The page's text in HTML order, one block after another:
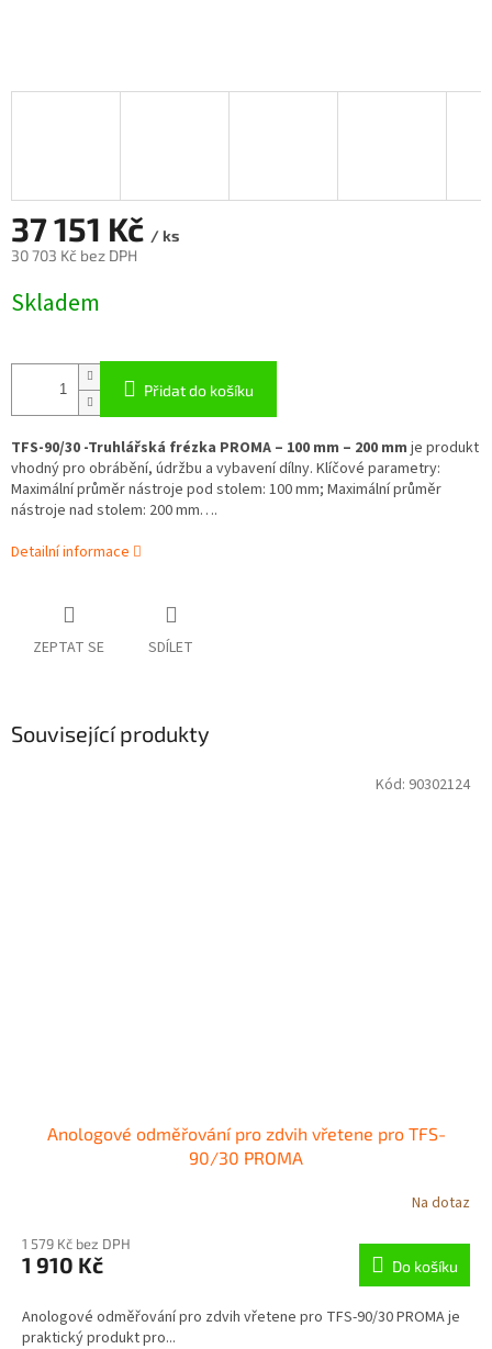
37 151 Kč / ks
30 703 Kč bez DPH
cena:
Skladem
Přidat do košíku
TFS-90/30 -Truhlářská frézka PROMA – 100 mm – 200 mm je produkt
vhodný pro obrábění, údržbu a vybavení dílny. Klíčové parametry:
Maximální průměr nástroje pod stolem: 100 mm; Maximální průměr
nástroje nad stolem: 200 mm….
Detailní informace
ZEPTAT SE SDÍLET
Související produkty
Anologové odměřování pro zdvih vřetene pro TFS-
90/30 PROMA
Na dotaz
1 579 Kč bez DPH
1 910 Kč Do košíku
Anologové odměřování pro zdvih vřetene pro TFS-90/30 PROMA je
praktický produkt pro...
Kód: 90302124